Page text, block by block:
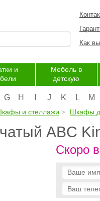
Как
и
Мебель в
детскую
G H J K L M
и стеллажи Шкафы
ABC
Скоро